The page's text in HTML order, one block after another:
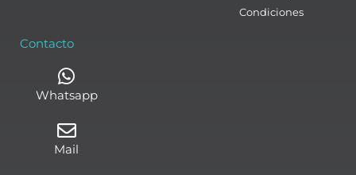
Condiciones
Contacto
Whatsapp
Mail